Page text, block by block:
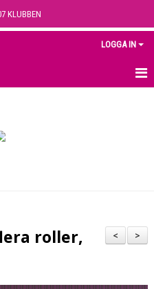
KLUBBEN
LOGGA IN
>
<
roller,